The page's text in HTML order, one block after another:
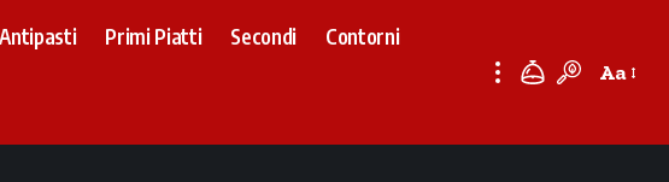
Antipasti Primi Piatti Secondi Contorni
Font
Aa